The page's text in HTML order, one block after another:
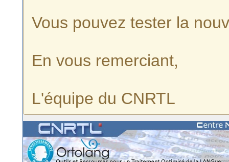
Vous pouvez tester la
En vous remerciant,
L'équipe du CNRTL